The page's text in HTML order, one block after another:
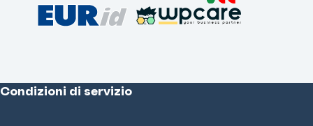
Condizioni di servizio